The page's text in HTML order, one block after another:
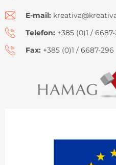
E-mail:
Telefon: +385 (0)1 /
Fax: +385 (0)1 / 6687-296